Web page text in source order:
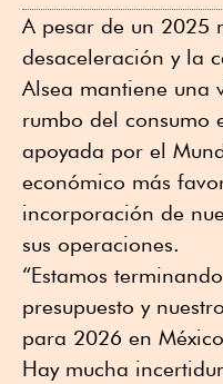
A pesar de un 2025
desaceleración y la
Alsea mantiene una
rumbo del consumo
apoyada por el
económico más
incorporación de
sus operaciones.
“Estamos
presupuesto y
para 2026 en
Hay mucha